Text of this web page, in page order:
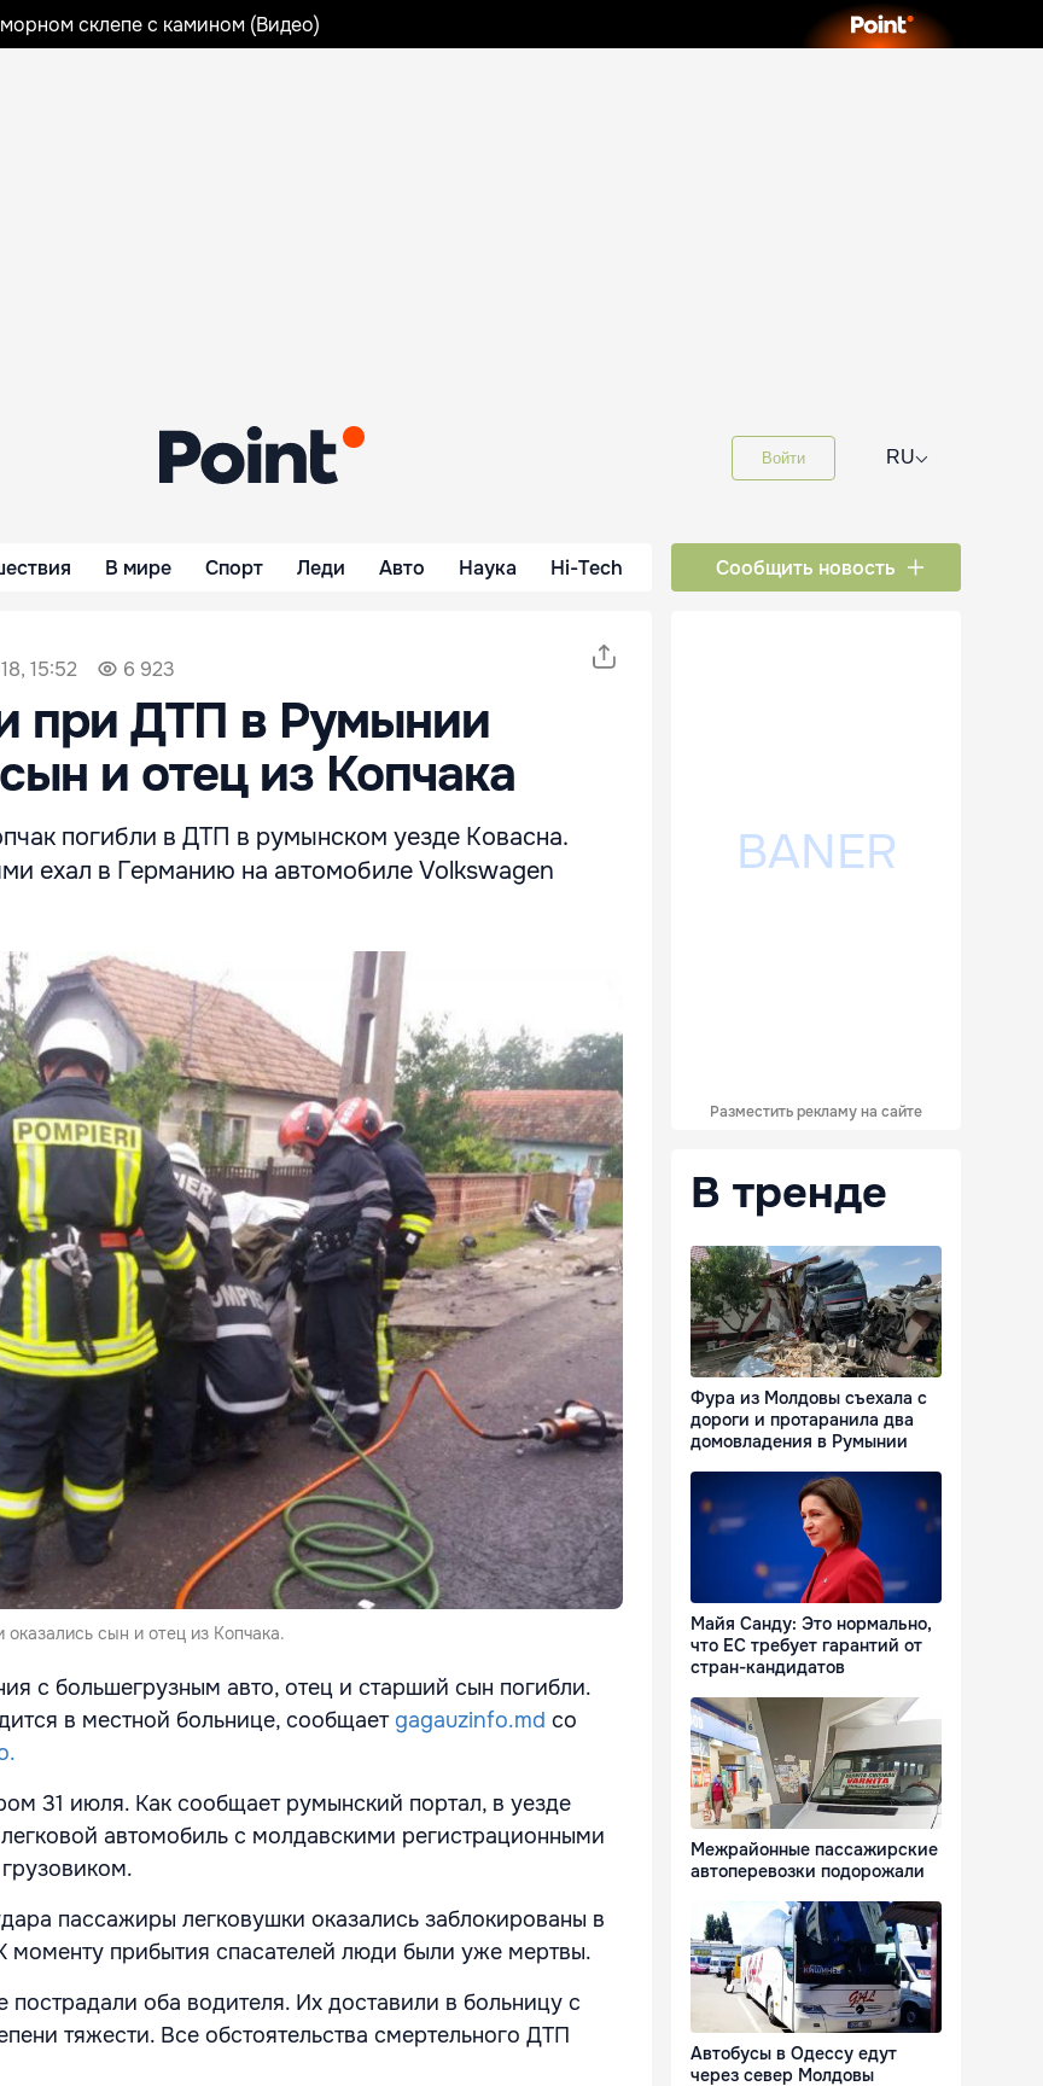
склепе с камином (Видео)
Войти RU⌵
В мире Спорт Леди Авто Наука Hi-Tech Сообщить новость
15:52 6 923
при ДТП в Румынии
и отец из Копчака
погибли в ДТП в румынском уезде Ковасна.
ехал в Германию на автомобиле Volkswagen
сын и отец из Копчака.
с большегрузным авто, отец и старший сын погибли.
в местной больнице, сообщает gagauzinfo.md со
31 июля. Как сообщает румынский портал, в уезде
легковой автомобиль с молдавскими регистрационными
пассажиры легковушки оказались заблокированы в
моменту прибытия спасателей люди были уже мертвы.
пострадали оба водителя. Их доставили в больницу с
тяжести. Все обстоятельства смертельного ДТП
Разместить рекламу на сайте
В тренде
Фура из Молдовы съехала с
дороги и протаранила два
домовладения в Румынии
Майя Санду: Это нормально,
что ЕС требует гарантий от
стран-кандидатов
Межрайонные пассажирские
автоперевозки подорожали
Автобусы в Одессу едут
через север Молдовы